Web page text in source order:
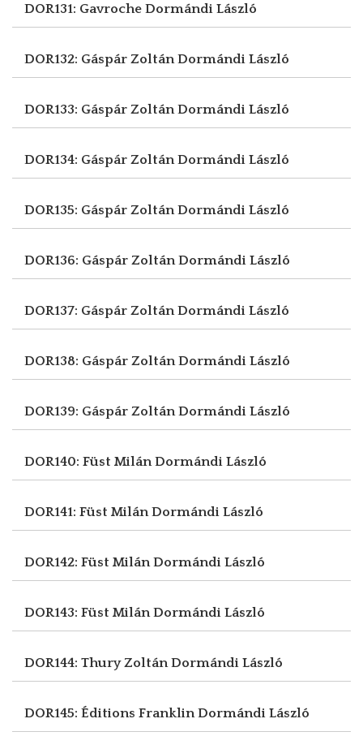
DOR131: Gavroche Dormándi László
DOR132: Gáspár ZoltánDormándi László
DOR133: Gáspár ZoltánDormándi László
DOR134: Gáspár ZoltánDormándi László
DOR135: Gáspár ZoltánDormándi László
DOR136: Gáspár ZoltánDormándi László
DOR137: Gáspár ZoltánDormándi László
DOR138: Gáspár ZoltánDormándi László
DOR139: Gáspár ZoltánDormándi László
DOR140: Füst MilánDormándi László
DOR141: Füst MilánDormándi László
DOR142: Füst MilánDormándi László
DOR143: Füst MilánDormándi László
DOR144: Thury ZoltánDormándi László
DOR145: Éditions FranklinDormándi László